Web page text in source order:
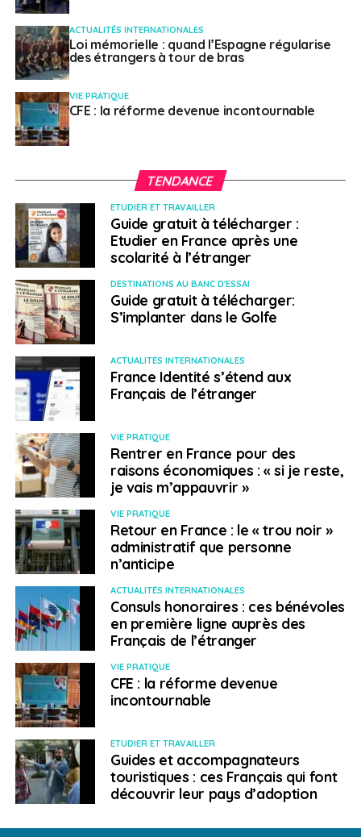
ACTUALITÉS INTERNATIONALES
Loi mémorielle : quand l’Espagne régularise
des étrangers à tour de bras
VIE PRATIQUE
CFE : la réforme devenue incontournable
TENDANCE
ETUDIER ET TRAVAILLER
Guide gratuit à télécharger :
Etudier en France après une
scolarité à l’étranger
DESTINATIONS AU BANC D'ESSAI
Guide gratuit à télécharger:
S’implanter dans le Golfe
ACTUALITÉS INTERNATIONALES
France Identité s’étend aux
Français de l’étranger
VIE PRATIQUE
Rentrer en France pour des
raisons économiques : « si je reste,
je vais m’appauvrir »
VIE PRATIQUE
Retour en France : le « trou noir »
administratif que personne
n’anticipe
ACTUALITÉS INTERNATIONALES
Consuls honoraires : ces bénévoles
en première ligne auprès des
Français de l’étranger
VIE PRATIQUE
CFE : la réforme devenue
incontournable
ETUDIER ET TRAVAILLER
Guides et accompagnateurs
touristiques : ces Français qui font
découvrir leur pays d’adoption